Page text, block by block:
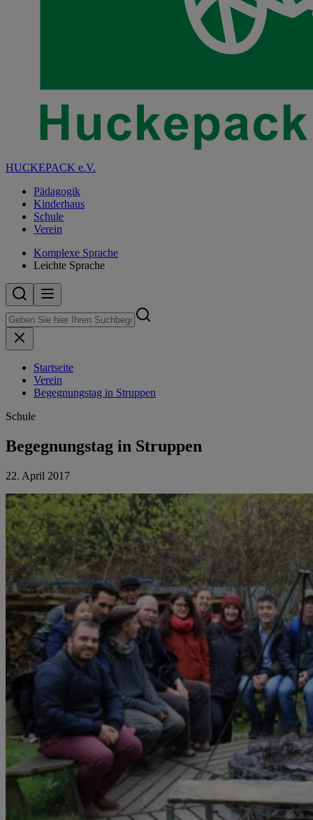
HUCKEPACK e.V.
Pädagogik
Kinderhaus
Schule
Verein
Komplexe Sprache
Leichte Sprache
Startseite
Verein
Begegnungstag in Struppen
Schule
Begegnungstag in Struppen
22. April 2017